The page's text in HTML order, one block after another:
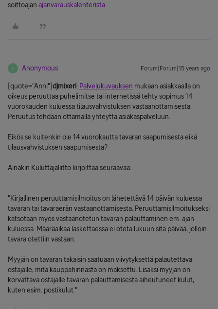
soittoajan ajanvarauskalenterista
A Anonymous Forum|Forum|15 years ago
[quote="Anni"] djmixeri: Palvelukuvauksen mukaan asiakkaalla on
oikeus peruuttaa puhelimitse tai internetissä tehty sopimus 14
vuorokauden kuluessa tilausvahvistuksen vastaanottamisesta.
Peruutus tehdään ottamalla yhteyttä asiakaspalveluun.
Eikös se kuitenkin ole 14 vuorokautta tavaran saapumisesta eikä
tilausvahvistuksen saapumisesta?
Ainakin Kuluttajaliitto kirjoittaa seuraavaa:
"Kirjallinen peruuttamisilmoitus on lähetettävä 14 päivän kuluessa
tavaran tai tavaraerän vastaanottamisesta. Peruuttamisilmoitukseksi
katsotaan myös vastaanotetun tavaran palauttaminen em. ajan
kuluessa. Määräaikaa laskettaessa ei oteta lukuun sitä päivää, jolloin
tavara otettiin vastaan.
Myyjän on tavaran takaisin saatuaan viivytyksettä palautettava
ostajalle, mitä kauppahinnasta on maksettu. Lisäksi myyjän on
korvattava ostajalle tavaran palauttamisesta aiheutuneet kulut,
kuten esim. postikulut."